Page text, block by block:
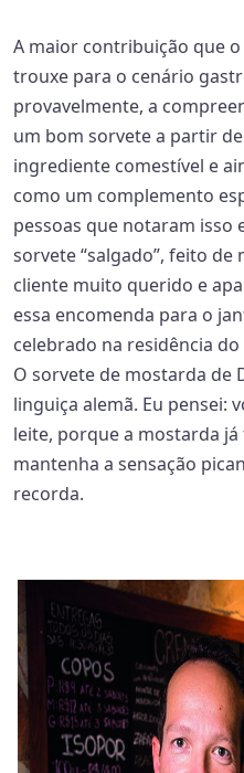
A maior contribuição que
trouxe para o cenário
provavelmente, a
um bom sorvete a partir
ingrediente comestível e
como um complemento
pessoas que notaram isso
sorvete “salgado”, feito de
cliente muito querido e
essa encomenda para o
celebrado na residência
O sorvete de mostarda de
linguiça alemã. Eu pensei:
leite, porque a mostarda
mantenha a sensação
recorda.